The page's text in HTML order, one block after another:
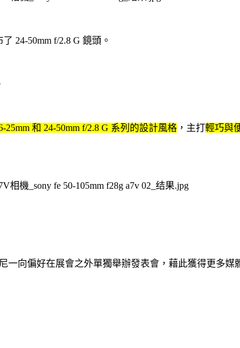
24-50mm f/2.8 G 鏡頭。
25mm 和 24-50mm f/2.8 G 系列的設計風格 ，主打輕巧與
一向偏好在展會之外單獨舉辦發表會，藉此獲得更多媒